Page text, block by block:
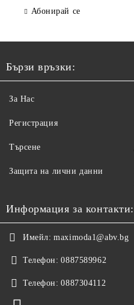
Абонирай се
Бързи връзки:
За Нас
Регистрация
Търсене
Защита на лични данни
Информация за контакти:
Имейл: maximoda1@abv.bg
Телефон: 0887589962
Телефон: 0887304112